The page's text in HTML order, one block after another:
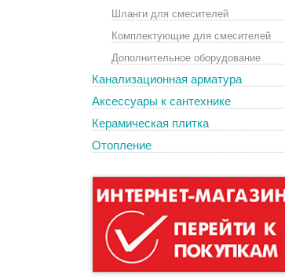
Шланги для смесителей
Комплектующие для смесителей
Дополнительное оборудование
Канализационная арматура
Аксессуары к сантехнике
Керамическая плитка
Отопление